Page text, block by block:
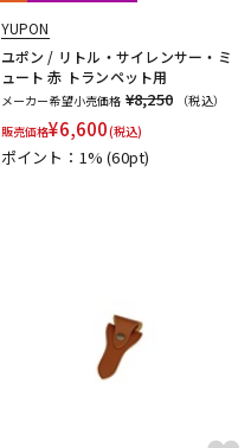
YUPON
ユポン / リトル・サイレンサー・ミ
ュート 赤 トランペット用
メーカー希望小売価格 ¥8,250
（税込）
販売価格¥6,600(税込)
ポイント：1%(60pt)